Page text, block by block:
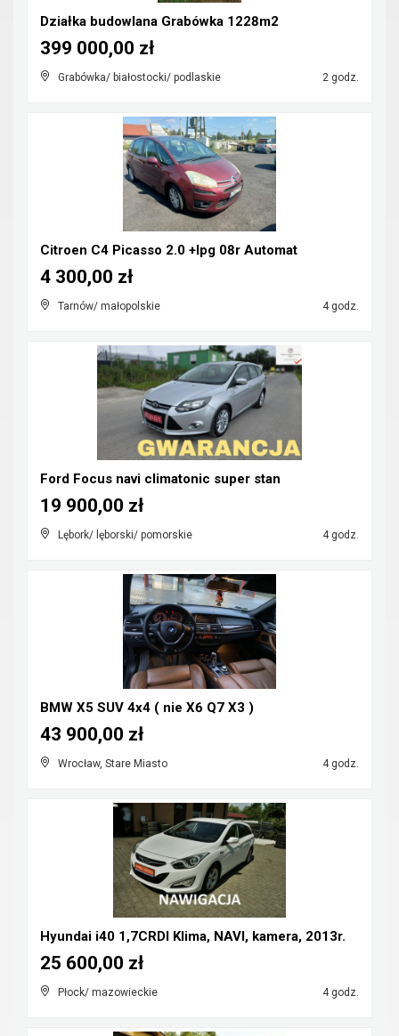
Działka budowlana Grabówka 1228m2
Grabówka/ białostocki/ podlaskie 2 godz.
399 000,00 zł
Citroen C4 Picasso 2.0 +lpg 08r Automat
Tarnów/ małopolskie 4 godz.
4 300,00 zł
Ford Focus navi climatonic super stan
Lębork/ lęborski/ pomorskie 4 godz.
19 900,00 zł
BMW X5 SUV 4x4 ( nie X6 Q7 X3 )
Wrocław, Stare Miasto 4 godz.
43 900,00 zł
Hyundai i40 1,7CRDI Klima, NAVI, kamera, 2013r.
Płock/ mazowieckie 4 godz.
25 600,00 zł